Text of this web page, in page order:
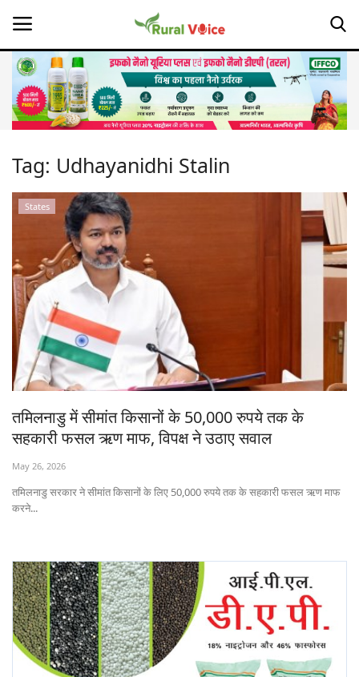
Home
About Us
Leadership Profiles
Opinion
Politics
Magazine
States
Events
Agribusiness
Agritech
International
Rural Dialogue
Ground Report
Tag: Udhayanidhi Stalin
States
तमिलनाडु में सीमांत किसानों के 50,000 रुपये तक के
सहकारी फसल ऋण माफ, विपक्ष ने उठाए सवाल
May 26, 2026
तमिलनाडु सरकार ने सीमांत किसानों के लिए 50,000 रुपये तक के सहकारी फसल ऋण माफ
करने...